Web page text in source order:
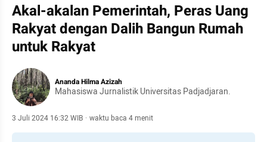
Akal-akalan Pemerintah, Peras Uang
Rakyat dengan Dalih Bangun Rumah
untuk Rakyat
Ananda Hilma Azizah
Mahasiswa Jurnalistik Universitas Padjadjaran.
3 Juli 2024 16:32 WIB · waktu baca 4 menit